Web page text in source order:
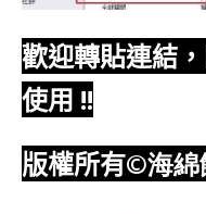
歡迎轉貼連結
使用 !!
版權所有©海綿